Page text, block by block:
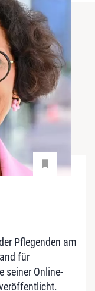
Pflegenden am
für
seiner Online-